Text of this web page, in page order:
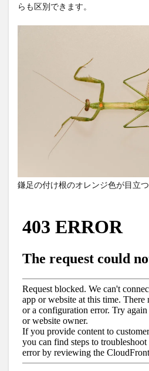
らも区別できます。
鎌足の付け根のオレンジ色が目立つ